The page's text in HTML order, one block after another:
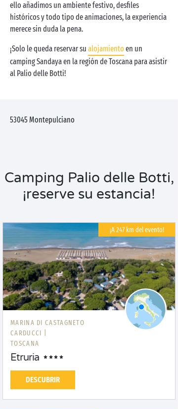
ello añadimos un ambiente festivo, desfiles
históricos y todo tipo de animaciones, la experiencia
merece sin duda la pena.
¡Solo le queda reservar su alojamiento en un
camping Sandaya en la región de Toscana para asistir
al Palio delle Botti!
53045 Montepulciano
Camping Palio delle Botti,
¡reserve su estancia!
¡A 247 km del evento!
MARINA DI CASTAGNETO
CARDUCCI |
TOSCANA
Etruria
DESCUBRIR